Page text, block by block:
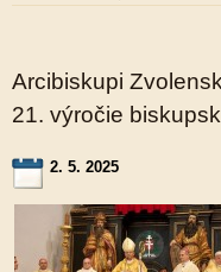
Arcibiskupi
21. výročie
2. 5. 2025